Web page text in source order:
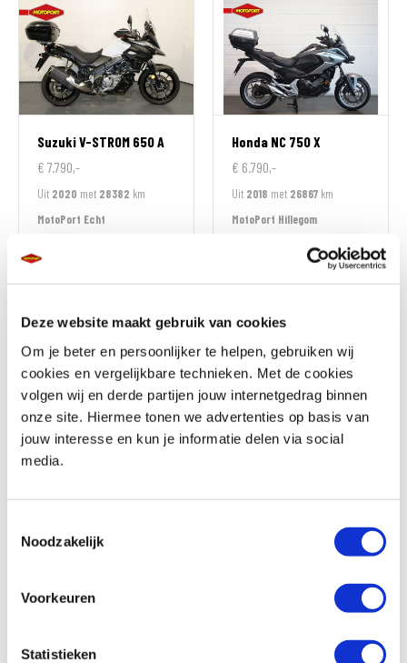
Deze website maakt gebruik van cookies
Om je beter en persoonlijker te helpen, gebruiken wij
cookies en vergelijkbare technieken. Met de cookies
volgen wij en derde partijen jouw internetgedrag binnen
onze site. Hiermee tonen we advertenties op basis van
jouw interesse en kun je informatie delen via social
media.
Noodzakelijk
Voorkeuren
Statistieken
SuzukiV-STROM 650 A
€ 7.790,-
Uit 2020 met 28382 km
MotoPort Echt
Honda NC 750 X
€ 6.790,-
Uit 2018 met 26867 km
MotoPort Hillegom
Honda CMX 500 REBEL
€ 6.290,-
Uit2020
TriumphStreet Triple R 675
€ 4.999,-